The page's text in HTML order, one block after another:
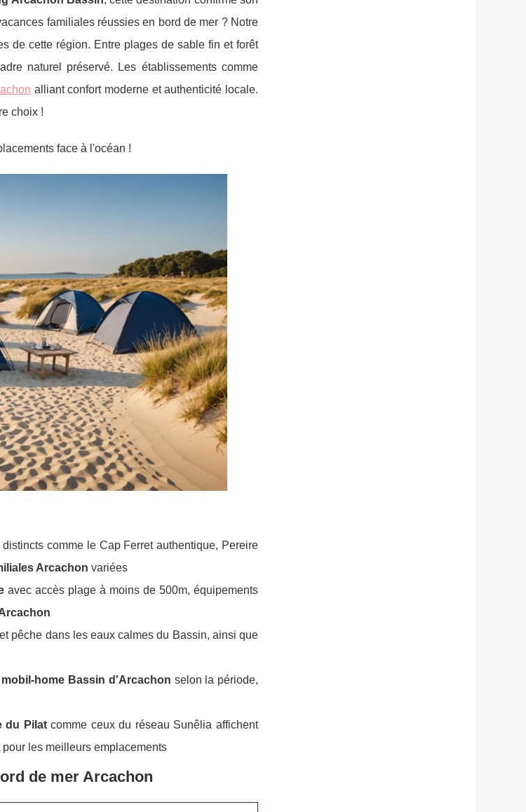
familiales réussies en bord de mer ? Notre
de cette région. Entre plages de sable fin et forêt
naturel préservé. Les établissements comme
alliantconfort moderne et authenticité locale.
choix !
face à l'océan !
comme le Cap Ferret authentique, Pereire
Arcachon variées
avec accès plage à moins de 500m, équipements
pêche dans les eaux calmes du Bassin, ainsi que
mobil-home Bassin d'Arcachon selon la période,
du Pilatcomme ceux du réseau Sunêlia affichent
les meilleurs emplacements
de mer Arcachon